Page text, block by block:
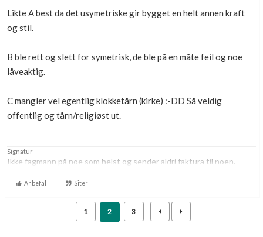
Likte A best da det usymetriske gir bygget en helt annen kraft
og stil.
B ble rett og slett for symetrisk, de ble på en måte feil og noe
låveaktig.
C mangler vel egentlig klokketårn (kirke) :-DD Så veldig
offentlig og tårn/religiøst ut.
Signatur
Ikke fagmann på noe som helst og sender aldri faktura til noen.
Anbefal Siter
1 2 3